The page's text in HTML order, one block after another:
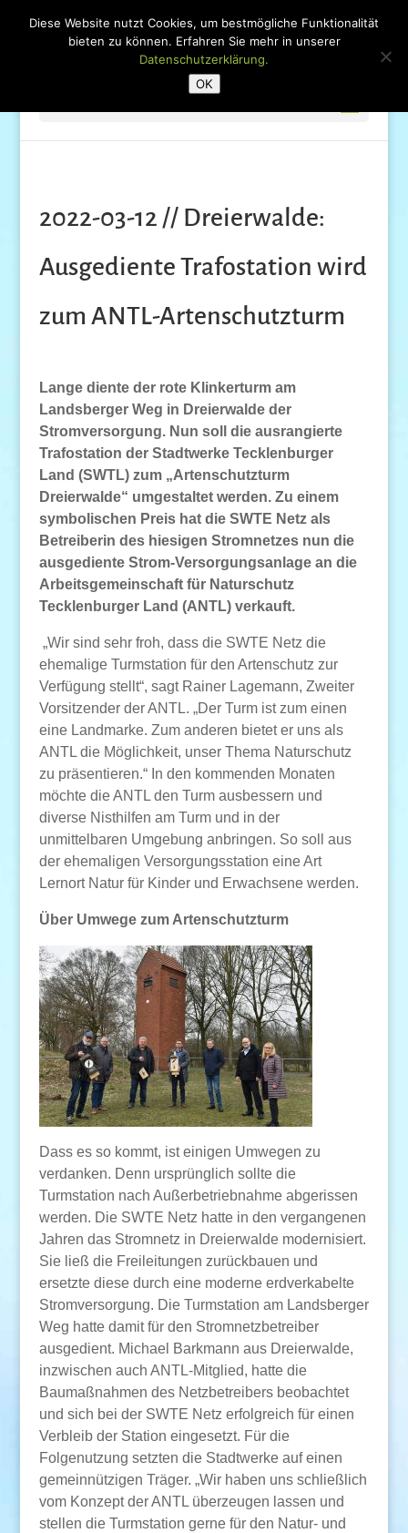
2022-03-12 // Dreierwalde:
Ausgediente Trafostation wird
zum ANTL-Artenschutzturm
Lange diente der rote Klinkerturm am
Landsberger Weg in Dreierwalde der
Stromversorgung. Nun soll die ausrangierte
Trafostation der Stadtwerke Tecklenburger
Land (SWTL) zum „Artenschutzturm
Dreierwalde“ umgestaltet werden. Zu einem
symbolischen Preis hat die SWTE Netz als
Betreiberin des hiesigen Stromnetzes nun die
ausgediente Strom-Versorgungsanlage an die
Arbeitsgemeinschaft für Naturschutz
Tecklenburger Land (ANTL) verkauft.
„Wir sind sehr froh, dass die SWTE Netz die
ehemalige Turmstation für den Artenschutz zur
Verfügung stellt“, sagt Rainer Lagemann, Zweiter
Vorsitzender der ANTL. „Der Turm ist zum einen
eine Landmarke. Zum anderen bietet er uns als
ANTL die Möglichkeit, unser Thema Naturschutz
zu präsentieren.“ In den kommenden Monaten
möchte die ANTL den Turm ausbessern und
diverse Nisthilfen am Turm und in der
unmittelbaren Umgebung anbringen. So soll aus
der ehemaligen Versorgungsstation eine Art
Lernort Natur für Kinder und Erwachsene werden.
Über Umwege zum Artenschutzturm
Dass es so kommt, ist einigen Umwegen zu
verdanken. Denn ursprünglich sollte die
Turmstation nach Außerbetriebnahme abgerissen
werden. Die SWTE Netz hatte in den vergangenen
Jahren das Stromnetz in Dreierwalde modernisiert.
Sie ließ die Freileitungen zurückbauen und
ersetzte diese durch eine moderne erdverkabelte
Stromversorgung. Die Turmstation am Landsberger
Weg hatte damit für den Stromnetzbetreiber
ausgedient. Michael Barkmann aus Dreierwalde,
inzwischen auch ANTL-Mitglied, hatte die
Baumaßnahmen des Netzbetreibers beobachtet
und sich bei der SWTE Netz erfolgreich für einen
Verbleib der Station eingesetzt. Für die
Folgenutzung setzten die Stadtwerke auf einen
gemeinnützigen Träger. „Wir haben uns schließlich
vom Konzept der ANTL überzeugen lassen und
stellen die Turmstation gerne für den Natur- und
Diese Website nutzt Cookies, um bestmögliche Funktionalität
bieten zu können. Erfahren Sie mehr in unserer
Datenschutzerklärung.
OK